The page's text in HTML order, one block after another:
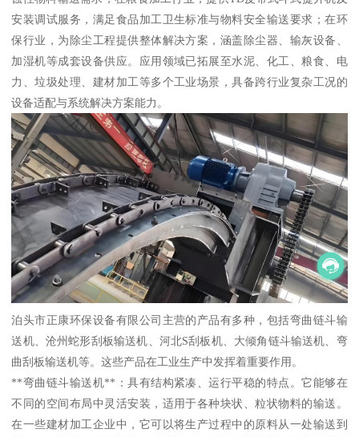
安装调试服务，满足食品加工卫生标准与物料安全输送要求；在环
保行业，为除尘工程提供整体解决方案，涵盖除尘器、输灰设备、
加湿机等成套设备供应。应用领域已拓展至水泥、化工、粮食、电
力、垃圾处理、建材加工等多个工业场景，具备跨行业复杂工况的
设备适配与系统解决方案能力。
泊头市正康环保设备有限公司主营的产品有多种，包括弯曲链斗输
送机、沧州蛇形刮板输送机、河北S刮板机、大倾角链斗输送机、弯
曲刮板输送机等。这些产品在工业生产中发挥着重要作用。
**弯曲链斗输送机**：具有结构紧凑、运行平稳的特点。它能够在
不同的空间布局中灵活安装，适用于各种块状、粒状物料的输送。
在一些建材加工企业中，它可以将生产过程中的原料从一处输送到